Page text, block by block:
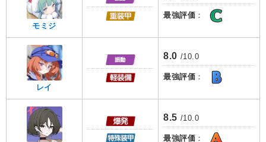
モミジ
最強評価 ：
レイ
8.0 /10.0
最強評価 ：
8.5 /10.0
最強評価 ：